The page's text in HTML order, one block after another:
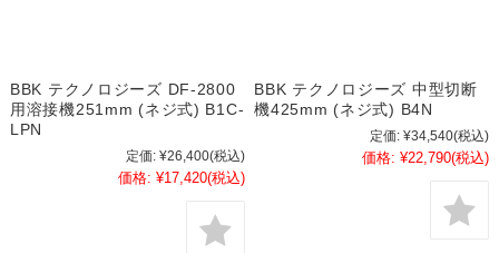
BBK テクノロジーズ DF-2800
用溶接機251mm (ネジ式) B1C-
LPN
定価: ¥26,400(税込)
価格: ¥17,420(税込)
BBK テクノロジーズ 中型切断
機425mm (ネジ式) B4N
定価: ¥34,540(税込)
価格: ¥22,790(税込)